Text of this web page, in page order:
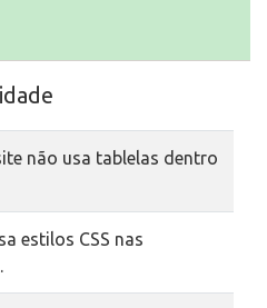
não usa tablelas dentro
estilos CSS nas